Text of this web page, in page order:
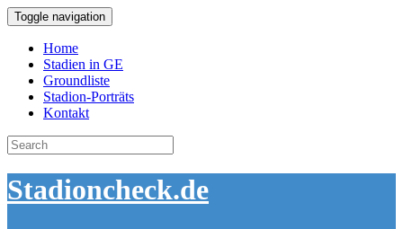
Toggle navigation
Home
Stadien in GE
Groundliste
Stadion-Porträts
Kontakt
Search
for:
Stadioncheck.de